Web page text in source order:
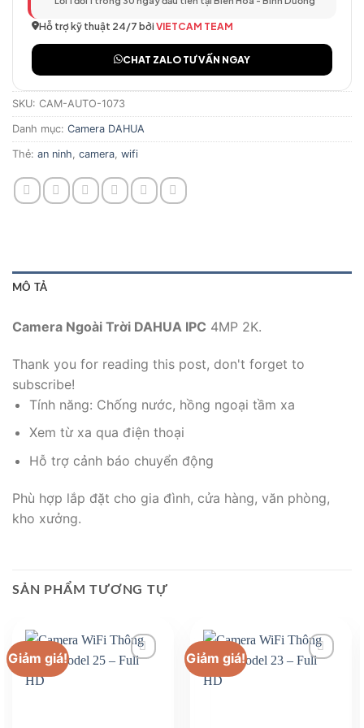
Hỗ trợ kỹ thuật 24/7 bởi VIETCAM TEAM
CHAT ZALO TƯ VẤN NGAY
SKU: CAM-AUTO-1073
Danh mục: Camera DAHUA
Thẻ: an ninh camera wifi
MÔ TẢ
Camera Ngoài Trời DAHUA IPC 4MP 2K.
Thank you for reading this post, don't forget to
subscribe!
Tính năng: Chống nước, hồng ngoại tầm xa
Xem từ xa qua điện thoại
Hỗ trợ cảnh báo chuyển động
Phù hợp lắp đặt cho gia đình, cửa hàng, văn phòng,
kho xưởng.
SẢN PHẨM TƯƠNG TỰ
Giảm giá! Giảm giá!